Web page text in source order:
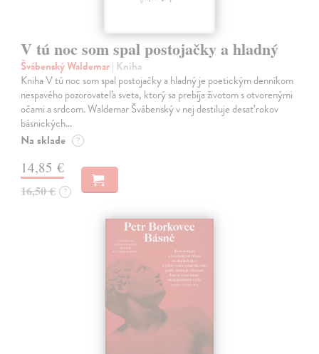
V tú noc som spal postojačky a hladný
Švábenský Waldemar| Kniha
Kniha V tú noc som spal postojačky a hladný je poetickým denníkom
nespavého pozorovateľa sveta, ktorý sa prebíja životom s otvorenými
očami a srdcom. Waldemar Švábenský v nej destiluje desať rokov
básnických…
Na sklade ?
14,85 €
16,50 € ?